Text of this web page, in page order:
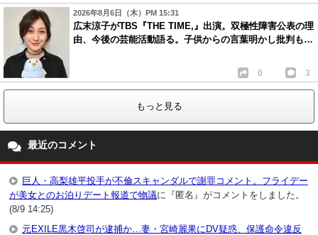
2026年8月6日（木）PM 15:31
広末涼子がTBS『THE TIME,』出演。双極性障害公表の理
由、今後の芸能活動語る。子供からの言葉明かし批判も…
0 3
もっと見る
最近のコメント
巨人・高梨雄平投手が不倫スキャンダルで謝罪コメント。フライデー
が美女とのお泊りデート報道で物議に『匿名』がコメントをしました。
(8/9 14:25)
元EXILE黒木啓司が逮捕か…妻・宮崎麗果にDV疑惑、保護命令違反